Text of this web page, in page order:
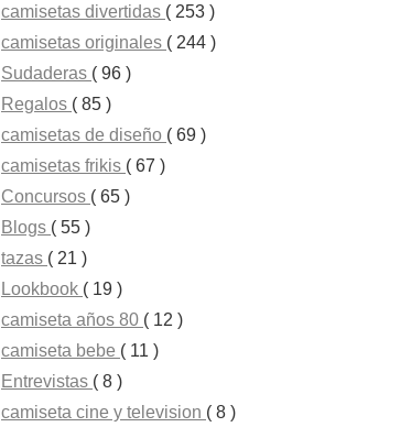
camisetas divertidas ( 253 )
camisetas originales ( 244 )
Sudaderas ( 96 )
Regalos ( 85 )
camisetas de diseño ( 69 )
camisetas frikis ( 67 )
Concursos ( 65 )
Blogs ( 55 )
tazas ( 21 )
Lookbook ( 19 )
camiseta años 80 ( 12 )
camiseta bebe ( 11 )
Entrevistas ( 8 )
camiseta cine y television ( 8 )